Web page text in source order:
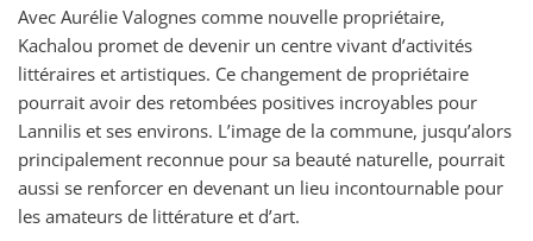
Avec Aurélie Valognes comme nouvelle propriétaire,
Kachalou promet de devenir un centre vivant d’activités
littéraires et artistiques. Ce changement de propriétaire
pourrait avoir des retombées positives incroyables pour
Lannilis et ses environs. L’image de la commune, jusqu’alors
principalement reconnue pour sa beauté naturelle, pourrait
aussi se renforcer en devenant un lieu incontournable pour
les amateurs de littérature et d’art.